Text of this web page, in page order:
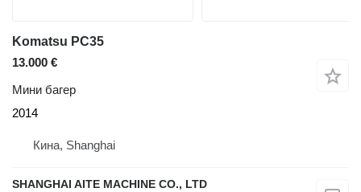
Komatsu PC35
13.000 €
Мини багер
2014
Кина, Shanghai
SHANGHAI AITE MACHINE CO., LTD